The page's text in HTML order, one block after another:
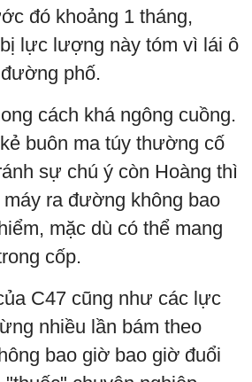
đó khoảng 1 tháng,
lực lượng này tóm vì lái ô
phố.
cách khá ngông cuồng.
buôn ma túy thường cố
sự chú ý còn Hoàng thì
ra đường không bao
mặc dù có thể mang
cốp.
C47 cũng như các lực
nhiều lần bám theo
bao giờ bao giờ đuổi